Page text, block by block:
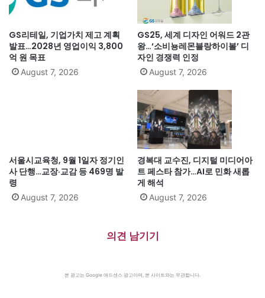
GS리테일, 기업가치 제고 계획
발표…2028년 영업이익 3,800
억 원 목표
August 7, 2026
GS25, 세계 디자인 어워드 2관
왕…‘소비뇽레몬블랑하이볼’ 디
자인 경쟁력 인정
August 7, 2026
서울시교육청, 9월 1일자 정기인
사 단행…교장·교감 등 469명 발
령
August 7, 2026
경복대 교수진, 디지털 미디어아
트 페스타 참가…AI로 민화 새롭
게 해석
August 7, 2026
의견 남기기
본 광고는 Google 애드센스 광고이며, 본 사이트와는 무관합니다.